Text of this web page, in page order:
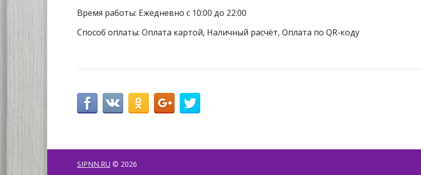
Время работы: Ежедневно с 10:00 до 22:00
Способ оплаты: Оплата картой, Наличный расчёт, Оплата по QR-коду
SIPNN.RU © 2026